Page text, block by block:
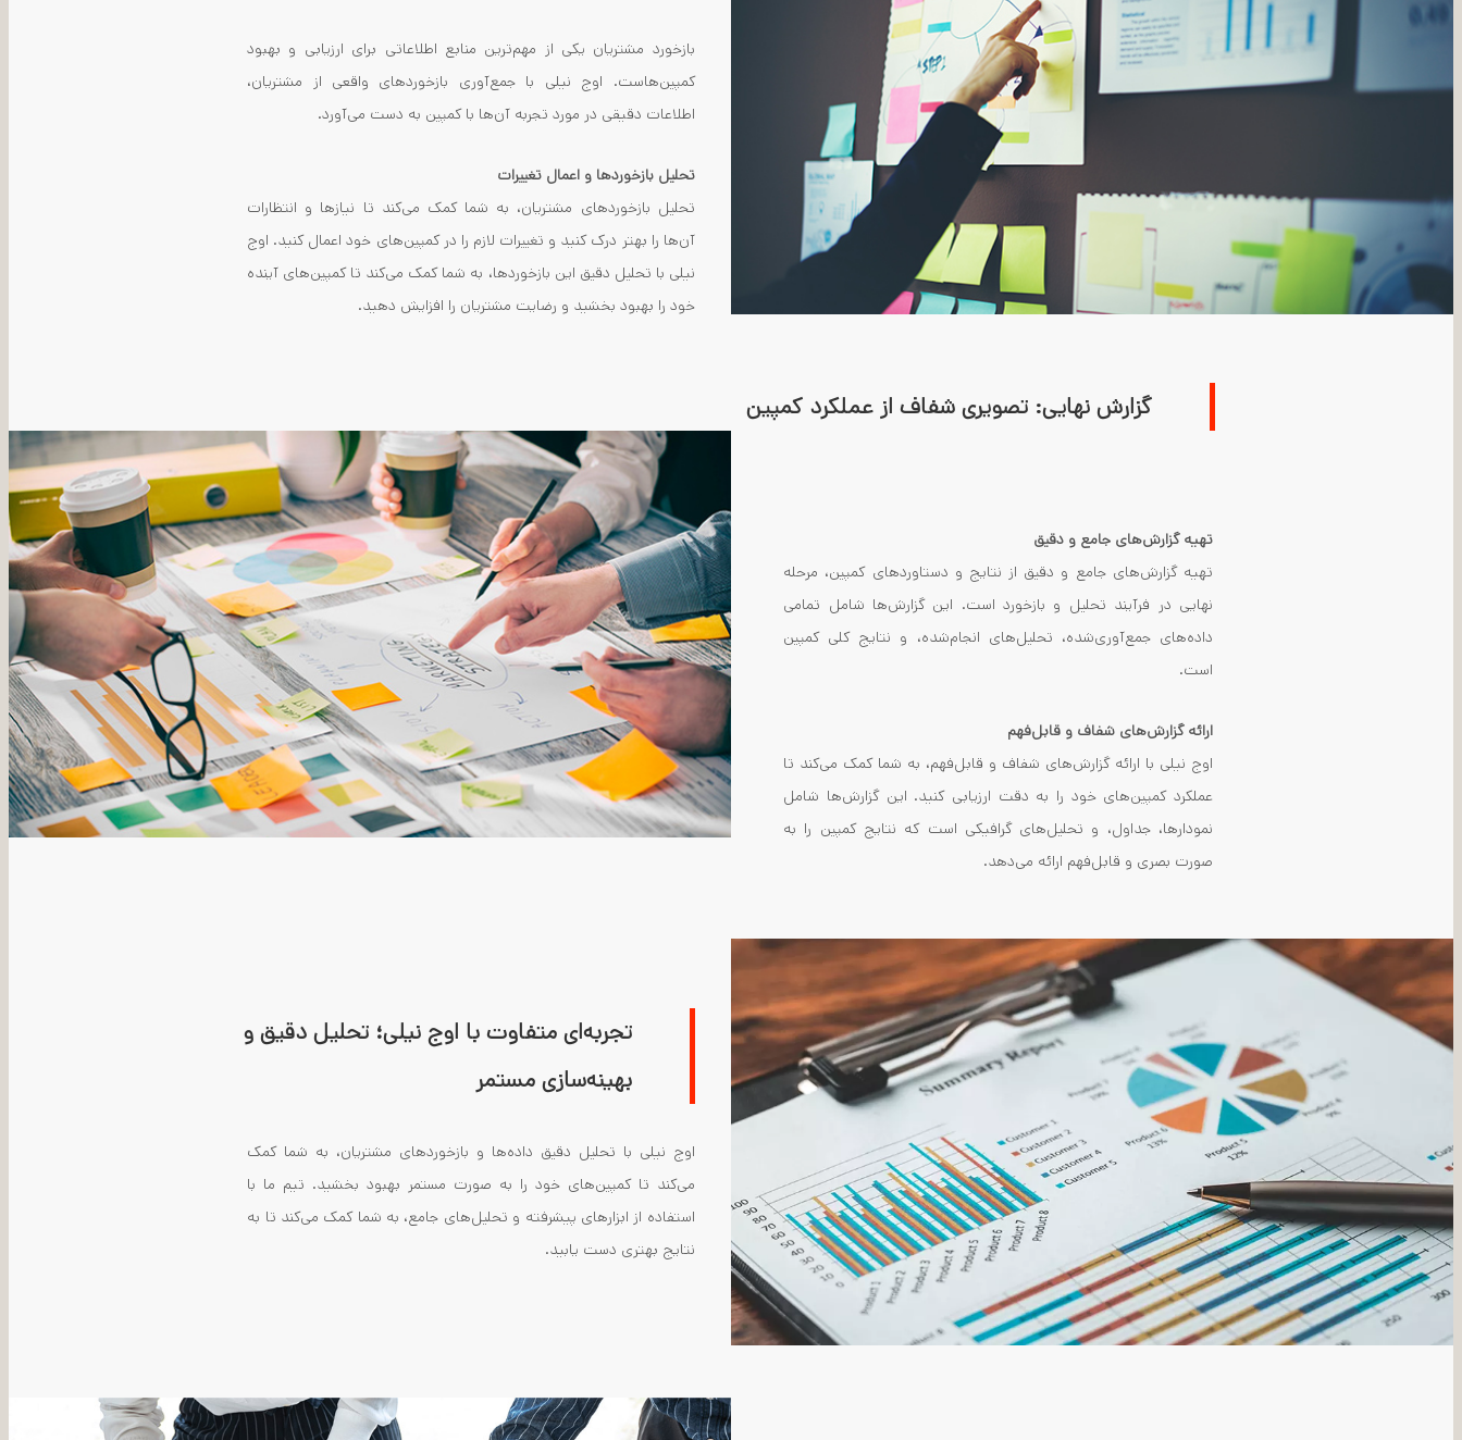
بازخورد مشتریان یکی از مهم‌ترین منابع اطلاعاتی برای ارزیابی و بهبود
کمپین‌هاست. اوج نیلی با جمع‌آوری بازخوردهای واقعی از مشتریان،
اطلاعات دقیقی در مورد تجربه آن‌ها با کمپین به دست می‌آورد.
تحلیل بازخوردها و اعمال تغییرات
تحلیل بازخوردهای مشتریان، به شما کمک می‌کند تا نیازها و انتظارات
آن‌ها را بهتر درک کنید و تغییرات لازم را در کمپین‌های خود اعمال کنید. اوج
نیلی با تحلیل دقیق این بازخوردها، به شما کمک می‌کند تا کمپین‌های آینده
خود را بهبود بخشید و رضایت مشتریان را افزایش دهید.
گزارش نهایی: تصویری شفاف از عملکرد کمپین
تهیه گزارش‌های جامع و دقیق
تهیه گزارش‌های جامع و دقیق از نتایج و دستاوردهای کمپین، مرحله
نهایی در فرآیند تحلیل و بازخورد است. این گزارش‌ها شامل تمامی
داده‌های جمع‌آوری‌شده، تحلیل‌های انجام‌شده، و نتایج کلی کمپین
است.
ارائه گزارش‌های شفاف و قابل‌فهم
اوج نیلی با ارائه گزارش‌های شفاف و قابل‌فهم، به شما کمک می‌کند تا
عملکرد کمپین‌های خود را به دقت ارزیابی کنید. این گزارش‌ها شامل
نمودارها، جداول، و تحلیل‌های گرافیکی است که نتایج کمپین را به
صورت بصری و قابل‌فهم ارائه می‌دهد.
تجربه‌ای متفاوت با اوج نیلی؛ تحلیل دقیق و
بهینه‌سازی مستمر
اوج نیلی با تحلیل دقیق داده‌ها و بازخوردهای مشتریان، به شما کمک
می‌کند تا کمپین‌های خود را به صورت مستمر بهبود بخشید. تیم ما با
استفاده از ابزارهای پیشرفته و تحلیل‌های جامع، به شما کمک می‌کند تا به
نتایج بهتری دست یابید.